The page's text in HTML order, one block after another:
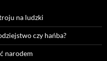
na ludzki
czy hańba?
narodem